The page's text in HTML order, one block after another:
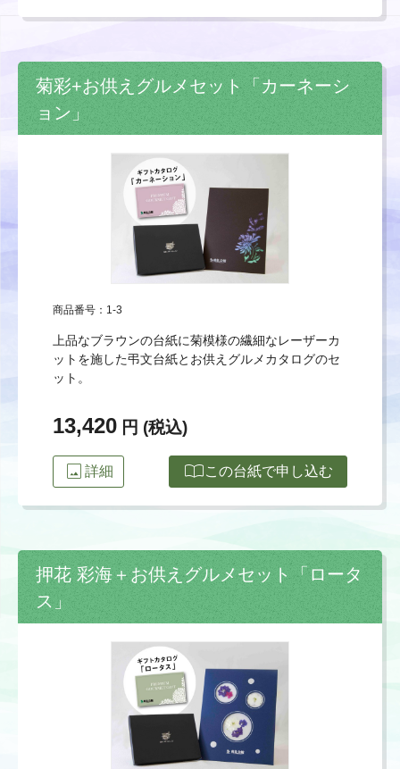
菊彩+お供えグルメセット「カーネーシ
ョン」
商品番号：1-3
上品なブラウンの台紙に菊模様の繊細なレーザーカ
ットを施した弔文台紙とお供えグルメカタログのセ
ット。
13,420 円 (税込)
image 詳細 import_contactsこの台紙で申し込む
押花 彩海＋お供えグルメセット「ロータ
ス」